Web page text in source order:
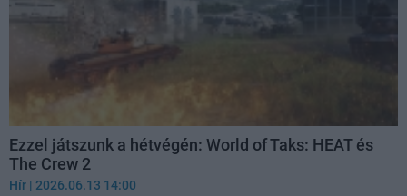
Ezzel játszunk a hétvégén: World of Taks: HEAT és
The Crew 2
Hír | 2026.06.13 14:00